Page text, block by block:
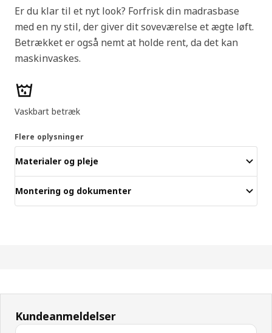
Er du klar til et nyt look? Forfrisk din madrasbase
med en ny stil, der giver dit soveværelse et ægte løft.
Betrækket er også nemt at holde rent, da det kan
maskinvaskes.
Produktfunktioner
Vaskbart betræk
Flere oplysninger
Materialer og pleje
Montering og dokumenter
Kundeanmeldelser